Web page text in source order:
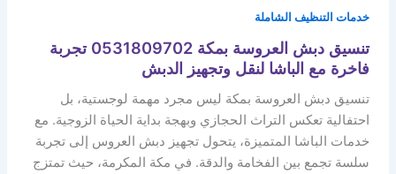
خدمات التنظيف الشاملة
تنسيق دبش العروسة بمكة 0531809702 تجربة
فاخرة مع الباشا لنقل وتجهيز الدبش
تنسيق دبش العروسة بمكة ليس مجرد مهمة لوجستية، بل
احتفالية تعكس التراث الحجازي وبهجة بداية الحياة الزوجية. مع
خدمات الباشا المتميزة، يتحول تجهيز دبش العروس إلى تجربة
سلسة تجمع بين الفخامة والدقة. في مكة المكرمة، حيث تمتزج